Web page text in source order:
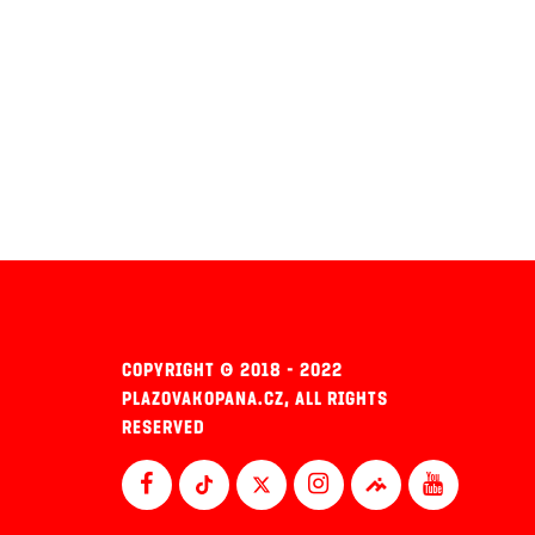
COPYRIGHT © 2018 - 2022
PLAZOVAKOPANA.CZ, ALL RIGHTS
RESERVED